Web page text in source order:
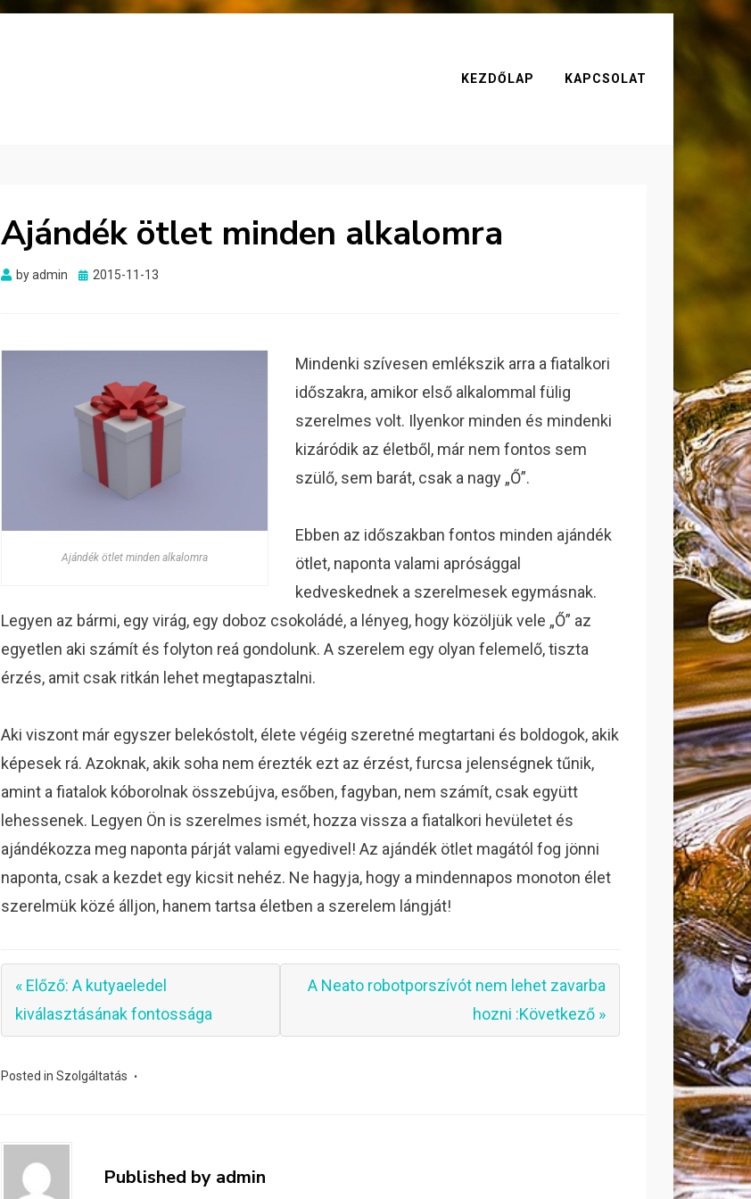
KEZDŐLAP KAPCSOLAT
Ajándék ötlet minden alkalomra
byadmin
Posted
2015-11-13
Ajándék ötlet minden alkalomra
Mindenki szívesen emlékszik arra a fiatalkori
időszakra, amikor első alkalommal fülig
szerelmes volt. Ilyenkor minden és mindenki
kizáródik az életből, már nem fontos sem
szülő, sem barát, csak a nagy „Ő”.
Ebben az időszakban fontos minden ajándék
ötlet, naponta valami aprósággal
kedveskednek a szerelmesek egymásnak.
Legyen az bármi, egy virág, egy doboz csokoládé, a lényeg, hogy közöljük vele „Ő” az
egyetlen aki számít és folyton reá gondolunk. A szerelem egy olyan felemelő, tiszta
érzés, amit csak ritkán lehet megtapasztalni.
Aki viszont már egyszer belekóstolt, élete végéig szeretné megtartani és boldogok, akik
képesek rá. Azoknak, akik soha nem érezték ezt az érzést, furcsa jelenségnek tűnik,
amint a fiatalok kóborolnak összebújva, esőben, fagyban, nem számít, csak együtt
lehessenek. Legyen Ön is szerelmes ismét, hozza vissza a fiatalkori hevületet és
ajándékozza meg naponta párját valami egyedivel! Az ajándék ötlet magától fog jönni
naponta, csak a kezdet egy kicsit nehéz. Ne hagyja, hogy a mindennapos monoton élet
szerelmük közé álljon, hanem tartsa életben a szerelem lángját!
« Előző: A kutyaeledel
kiválasztásának fontossága
A Neato robotporszívót nem lehet zavarba
hozni :Következő »
Posted inSzolgáltatás
Published by admin